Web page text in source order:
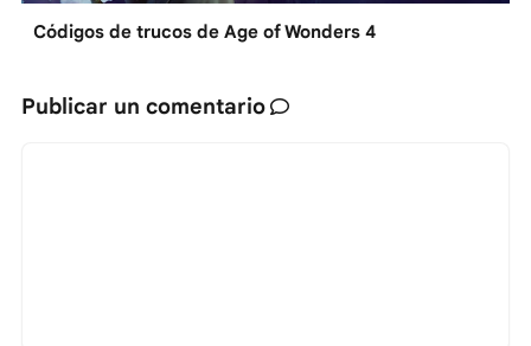
Códigos de trucos de Age of Wonders 4
Publicar un comentario